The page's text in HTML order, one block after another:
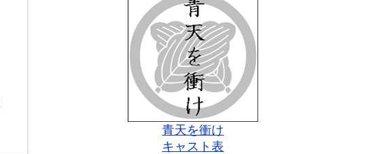
青天を衝け
キャスト表